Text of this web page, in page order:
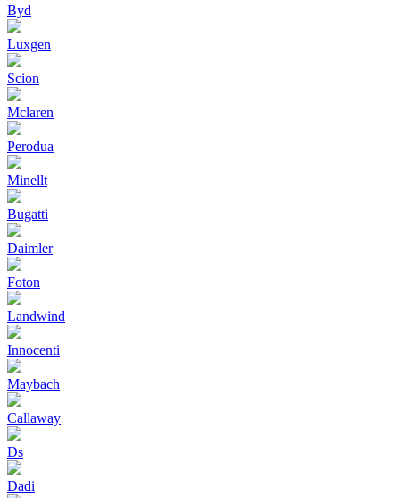
Byd
Luxgen
Scion
Mclaren
Perodua
Minellt
Bugatti
Daimler
Foton
Landwind
Innocenti
Maybach
Callaway
Ds
Dadi